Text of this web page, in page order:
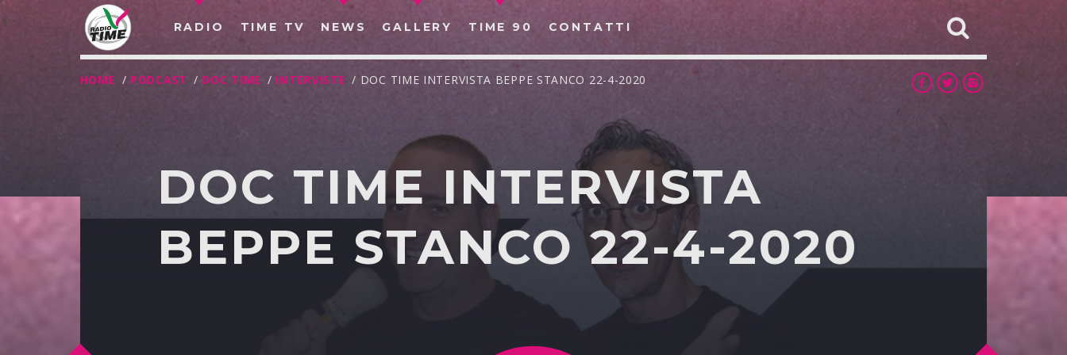
RADIO TIME TV NEWS GALLERY TIME 90 CONTATTI
CERCA NEL SITO WEB:
HOME / PODCAST / DOC TIME / INTERVISTE / DOC TIME INTERVISTA BEPPE STANCO 22-4-2020
DOC TIME INTERVISTA
BEPPE STANCO 22-4-2020